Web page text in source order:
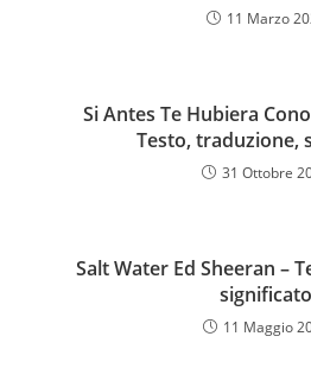
11 Marzo
Si Antes Te Hubiera
Testo, traduzione,
31 Ottobre
Salt Water Ed Sheeran –
significato
11 Maggio